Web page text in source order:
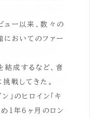
ュー以来、数々の
においてのファー
結成するなど、音
戦してきた。
」のヒロイン「キ
1年6ヶ月のロン